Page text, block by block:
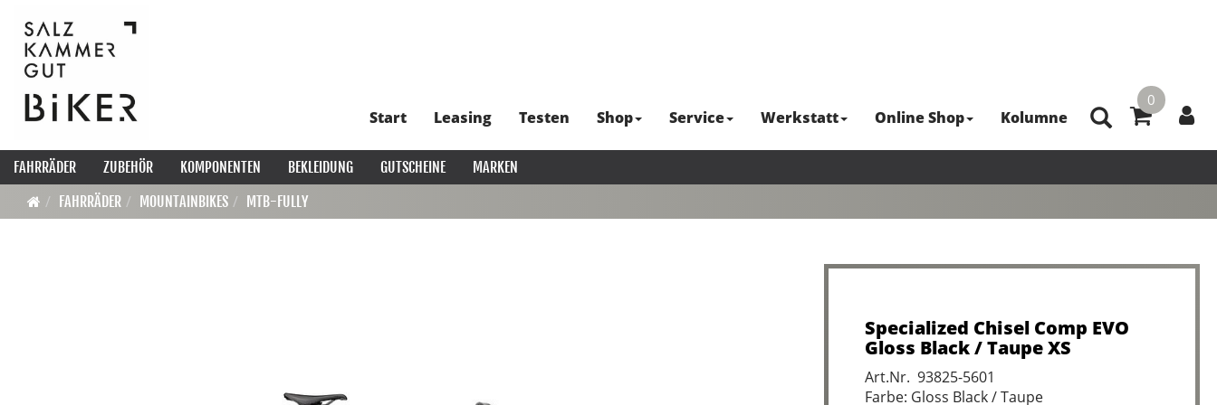
0
Start Leasing Testen Shop Service Werkstatt Online Shop Kolumne
FAHRRÄDER ZUBEHÖR KOMPONENTEN BEKLEIDUNG GUTSCHEINE
MARKEN
FAHRRÄDER
MOUNTAINBIKES MTB-FULLY
Specialized Chisel Comp EVO
Gloss Black / Taupe XS
Art.Nr. 93825-5601
Farbe: Gloss Black / Taupe